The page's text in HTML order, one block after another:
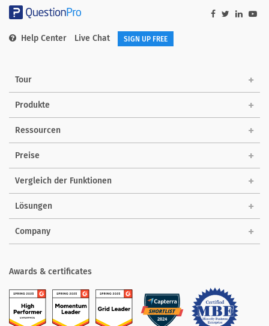
Help Center Live Chat SIGN UP FREE
Tour
Produkte
Ressourcen
Preise
Vergleich der Funktionen
Lösungen
Company
Awards & certificates